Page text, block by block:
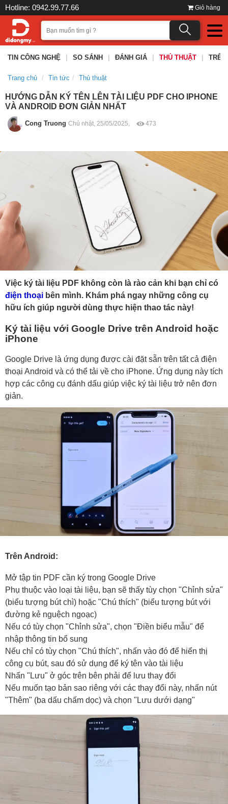
Hotline: 0942.99.77.66 Giỏ hàng
TIN CÔNG NGHỆ SO SÁNH ĐÁNH GIÁ THỦ THUẬT TRÊN
Trang chủ Tin tức Thủ thuật
HƯỚNG DẪN KÝ TÊN LÊN TÀI LIỆU PDF CHO IPHONE
VÀ ANDROID ĐƠN GIẢN NHẤT
Cong Truong Chủ nhật, 25/05/2025, 473
Việc ký tài liệu PDF không còn là rào cản khi bạn chỉ có
điện thoại bên mình. Khám phá ngay những công cụ
hữu ích giúp người dùng thực hiện thao tác này!
Ký tài liệu với Google Drive trên Android hoặc
iPhone
Google Drive là ứng dụng được cài đặt sẵn trên tất cả điện
thoại Android và có thể tải về cho iPhone. Ứng dụng này tích
hợp các công cụ đánh dấu giúp việc ký tài liệu trở nên đơn
giản.
Trên Android:
Mở tập tin PDF cần ký trong Google Drive
Phụ thuộc vào loại tài liệu, bạn sẽ thấy tùy chọn "Chỉnh sửa"
(biểu tượng bút chì) hoặc "Chú thích" (biểu tượng bút với
đường kẻ nguệch ngoạc)
Nếu có tùy chọn "Chỉnh sửa", chọn "Điền biểu mẫu" để
nhập thông tin bổ sung
Nếu chỉ có tùy chọn "Chú thích", nhấn vào đó để hiển thị
công cụ bút, sau đó sử dụng để ký tên vào tài liệu
Nhấn "Lưu" ở góc trên bên phải để lưu thay đổi
Nếu muốn tạo bản sao riêng với các thay đổi này, nhấn nút
"Thêm" (ba dấu chấm dọc) và chọn "Lưu dưới dạng"